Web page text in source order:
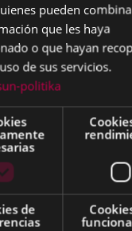
Gune
fiestas de
pueden
que les haya
o que hayan
de sus servicios.
politika
de